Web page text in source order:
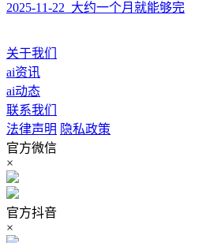
2025-11-22 大约一个月就能够完
关于我们
ai资讯
ai动态
联系我们
法律声明 隐私政策
官方微信
×
官方抖音
×